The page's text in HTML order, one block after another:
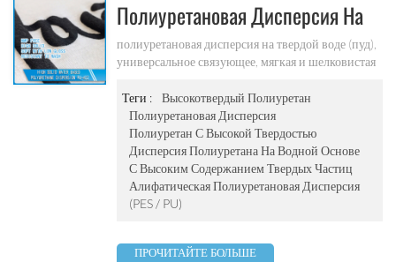
Полиуретановая Дисперсия На
Твердой Воде Pu-402
полиуретановая дисперсия на твердой воде (пуд),
универсальное связующее, мягкая и шелковистая
Теги :
Высокотвердый Полиуретан
Полиуретановая Дисперсия
Полиуретан С Высокой Твердостью
Дисперсия Полиуретана На Водной Основе
С Высоким Содержанием Твердых Частиц
Алифатическая Полиуретановая Дисперсия
(PES / PU)
ПРОЧИТАЙТЕ БОЛЬШЕ